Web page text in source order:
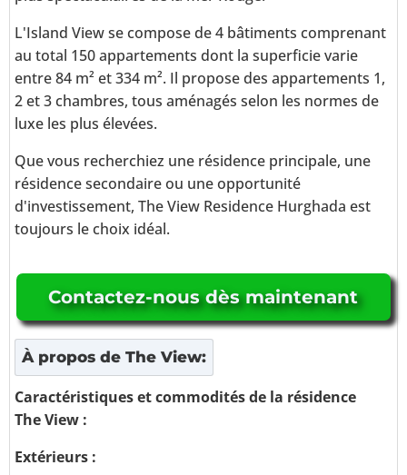
L'Island View se compose de 4 bâtiments comprenant
au total 150 appartements dont la superficie varie
entre 84 m² et 334 m². Il propose des appartements 1,
2 et 3 chambres, tous aménagés selon les normes de
luxe les plus élevées.
Que vous recherchiez une résidence principale, une
résidence secondaire ou une opportunité
d'investissement, The View Residence Hurghada est
toujours le choix idéal.
Contactez-nous dès maintenant
À propos de The View:
Caractéristiques et commodités de la résidence
The View :
Extérieurs :